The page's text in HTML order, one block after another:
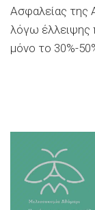
Ασφαλείας της
λόγω έλλειψης
μόνο το 30%-